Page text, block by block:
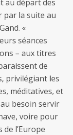
au départ des
par la suite au
«
séances
– aux titres
de
privilégiant les
méditatives, et
besoin servir
voire pour
l’Europe